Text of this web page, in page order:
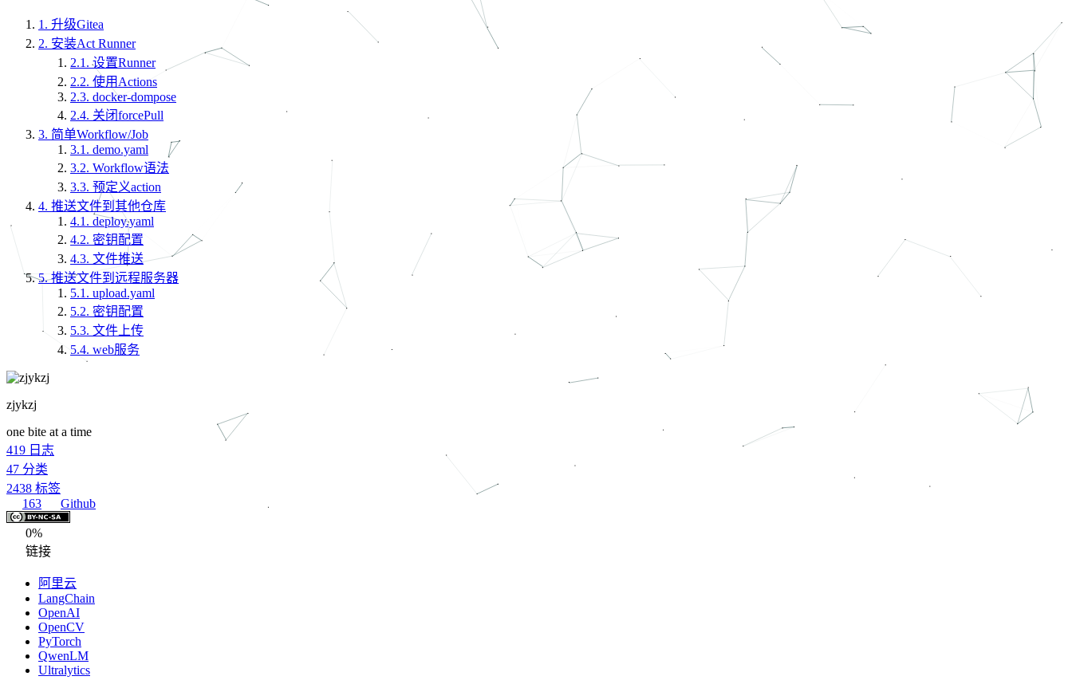
1. 升级Gitea
2. 安装Act Runner
2.1. 设置Runner
2.2. 使用Actions
2.3. docker-dompose
2.4. 关闭forcePull
3. 简单Workflow/Job
3.1. demo.yaml
3.2. Workflow语法
3.3. 预定义action
4. 推送文件到其他仓库
4.1. deploy.yaml
4.2. 密钥配置
4.3. 文件推送
5. 推送文件到远程服务器
5.1. upload.yaml
5.2. 密钥配置
5.3. 文件上传
5.4. web服务
zjykzj
one bite at a time
419 日志
47 分类
2438 标签
163
Github
0%
链接
阿里云
LangChain
OpenAI
OpenCV
PyTorch
QwenLM
Ultralytics